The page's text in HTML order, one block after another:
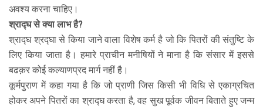
अवश्य करना चाहिए।
श्राद्घ से क्या लाभ है?
श्राद्घ श्रद्घा से किया जाने वाला विशेष कर्म है जो कि पितरों की संतुष्टि के
लिए किया जाता है। हमारे प्राचीन मनीषियों ने माना है कि संसार में इससे
बढक़र कोई कल्याणप्रद मार्ग नहीं है।
कूर्मपुराण में कहा गया है कि जो प्राणी जिस किसी भी विधि से एकाग्रचित
होकर अपने पितरों का श्राद्घ करता है, वह सुख पूर्वक जीवन बिताते हुए जन्म